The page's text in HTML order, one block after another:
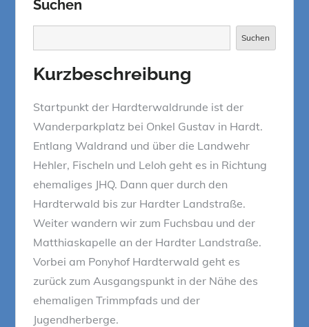
Suchen
Suchen
Kurzbeschreibung
Startpunkt der Hardterwaldrunde ist der
Wanderparkplatz bei Onkel Gustav in Hardt.
Entlang Waldrand und über die Landwehr
Hehler, Fischeln und Leloh geht es in Richtung
ehemaliges JHQ. Dann quer durch den
Hardterwald bis zur Hardter Landstraße.
Weiter wandern wir zum Fuchsbau und der
Matthiaskapelle an der Hardter Landstraße.
Vorbei am Ponyhof Hardterwald geht es
zurück zum Ausgangspunkt in der Nähe des
ehemaligen Trimmpfads und der
Jugendherberge.